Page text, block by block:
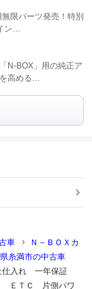
限パーツ発売！特別
ン…
N-BOX」用の純正ア
高める…
車
Ｎ－ＢＯＸカ
糸満市の中古車
仕入れ 一年保証
ＥＴＣ 片側パワ